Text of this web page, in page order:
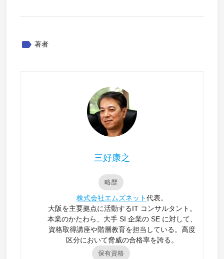
label 著者
三好康之
略歴
株式会社エムズネット代表。
大阪を主要拠点に活動するIT コンサルタント。
本業のかたわら、大手 SI 企業の SE に対して、
資格取得講座や階層教育を担当している。高度
区分において脅威の合格率を誇る。
保有資格